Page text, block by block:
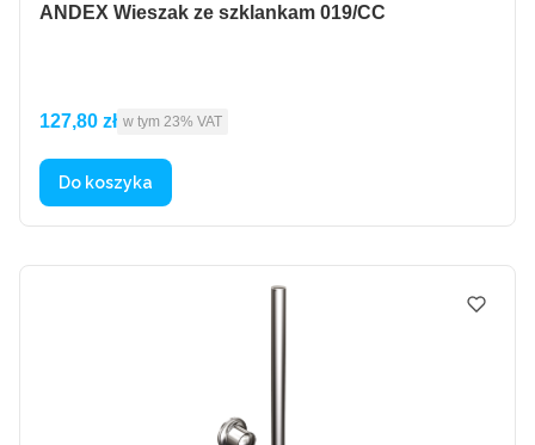
ANDEX Wieszak ze szklankam 019/CC
Cena brutto
127,80 zł w tym %s VAT
w tym 23% VAT
Do koszyka